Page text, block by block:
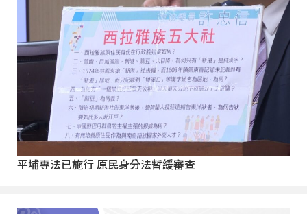
平埔專法已施行 原民身分法暫緩審查